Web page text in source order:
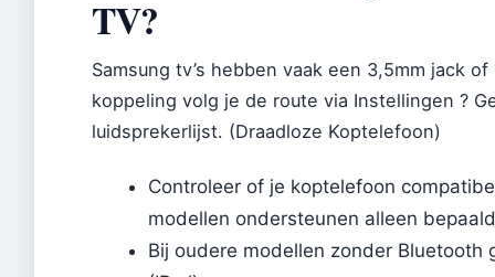
TV?
Samsung tv’s hebben vaak een 3,5mm jack
koppeling volg je de route via Instellingen ?
luidsprekerlijst. (Draadloze Koptelefoon)
Controleer of je koptelefoon
modellen ondersteunen alleen
Bij oudere modellen zonder